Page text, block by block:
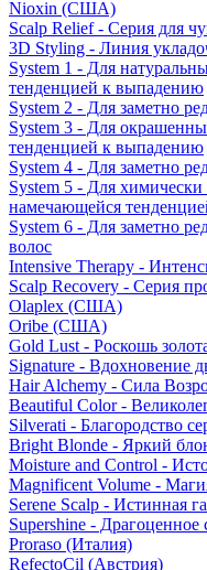
Nioxin (США)
Scalp Relief - Серия для
3D Styling - Линия
System 1 - Для
тенденцией к выпадению
System 2 - Для заметно
System 3 - Для
тенденцией к выпадению
System 4 - Для заметно
System 5 - Для
намечающейся
System 6 - Для заметно
волос
Intensive Therapy -
Scalp Recovery - Серия
Olaplex (США)
Oribe (США)
Gold Lust - Роскошь
Signature - Вдохновение
Hair Alchemy - Сила
Beautiful Color -
Silverati - Благородство
Bright Blonde - Яркий
Moisture and Control -
Magnificent Volume -
Serene Scalp - Истинная
Supershine - Драгоценное
Proraso (Италия)
RefectoCil (Австрия)